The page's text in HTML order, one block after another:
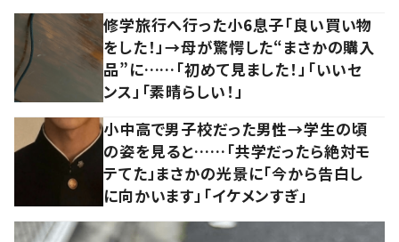
修学旅行へ行った小6息子「良い買い物
をした！」→母が驚愕した“まさかの購入
品”に……「初めて見ました！」「いいセ
ンス」「素晴らしい！」
小中高で男子校だった男性→学生の頃
の姿を見ると……「共学だったら絶対モ
テてた」まさかの光景に「今から告白し
に向かいます」「イケメンすぎ」